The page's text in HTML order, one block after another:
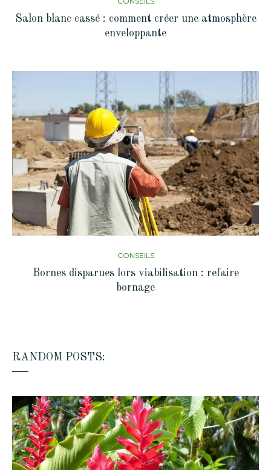
Salon blanc cassé : comment créer une atmosphère
enveloppante
CONSEILS
Bornes disparues lors viabilisation : refaire
bornage
RANDOM POSTS: